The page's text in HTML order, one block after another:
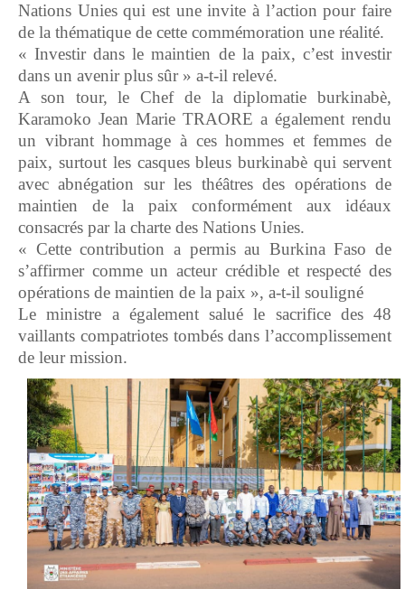
Nations Unies qui est une invite à l’action pour faire
de la thématique de cette commémoration une réalité.
« Investir dans le maintien de la paix, c’est investir
dans un avenir plus sûr » a-t-il relevé.
A son tour, le Chef de la diplomatie burkinabè,
Karamoko Jean Marie TRAORE a également rendu
un vibrant hommage à ces hommes et femmes de
paix, surtout les casques bleus burkinabè qui servent
avec abnégation sur les théâtres des opérations de
maintien de la paix conformément aux idéaux
consacrés par la charte des Nations Unies.
« Cette contribution a permis au Burkina Faso de
s’affirmer comme un acteur crédible et respecté des
opérations de maintien de la paix », a-t-il souligné
Le ministre a également salué le sacrifice des 48
vaillants compatriotes tombés dans l’accomplissement
de leur mission.